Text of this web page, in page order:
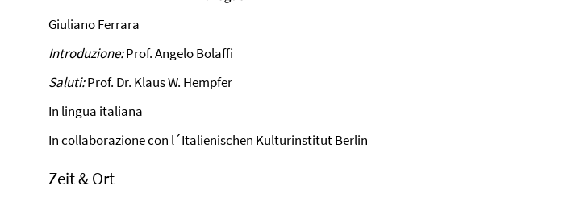
Giuliano Ferrara
Introduzione:Prof. Angelo Bolaffi
Saluti:Prof. Dr. Klaus W. Hempfer
In lingua italiana
In collaborazione con l´Italienischen Kulturinstitut Berlin
Zeit & Ort